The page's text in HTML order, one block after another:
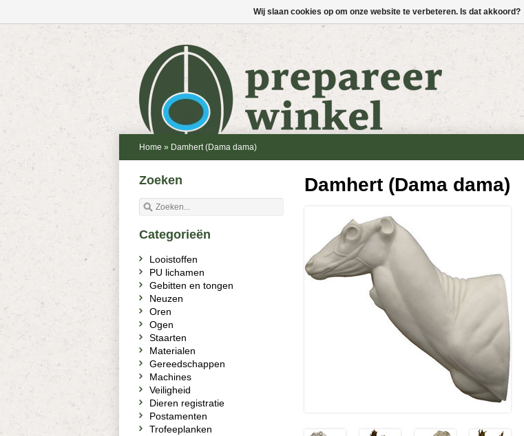
Home » Damhert (Dama dama)
Damhert (Dama dama)
Zoeken
Categorieën
Looistoffen
PU lichamen
Gebitten en tongen
Neuzen
Oren
Ogen
Staarten
Materialen
Gereedschappen
Machines
Veiligheid
Dieren registratie
Postamenten
Trofeeplanken
Wij slaan cookies op om onze website te verbeteren. Is dat akkoord?